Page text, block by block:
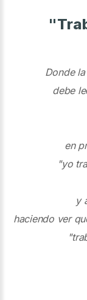
Donde
debe
en
"yo
y
haciendo ver